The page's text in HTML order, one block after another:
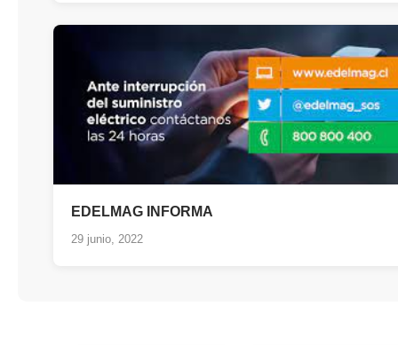
EDELMAG INFORMA
29 junio, 2022